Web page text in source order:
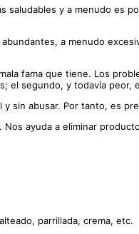
saludables y a menudo es
a menudo
fama que tiene. Los
el segundo, y todavía
sin abusar. Por tanto, es
ayuda a eliminar
parrillada, crema, etc.